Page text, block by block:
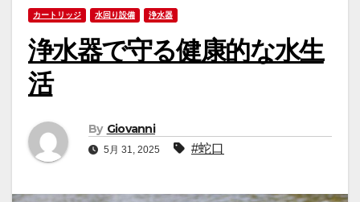
カートリッジ 水回り設備 浄水器
浄水器で守る健康的な水生
活
By Giovanni
5月 31, 2025 #蛇口